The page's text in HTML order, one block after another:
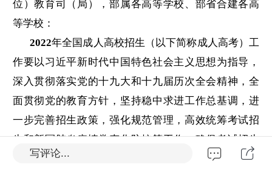
位）教育司（局），部属各高等学校、部省合建各高
等学校：
2022年全国成人高校招生（以下简称成人高考）工
作要以习近平新时代中国特色社会主义思想为指导，
深入贯彻落实党的十九大和十九届历次全会精神，全
面贯彻党的教育方针，坚持稳中求进工作总基调，进
一步完善招生政策，强化规范管理，高效统筹考试招
生和新冠肺炎疫情常态化防控等工作，确保考试招生
安全有序、公平公正。现将有关工作要
求通知如下。
写评论...